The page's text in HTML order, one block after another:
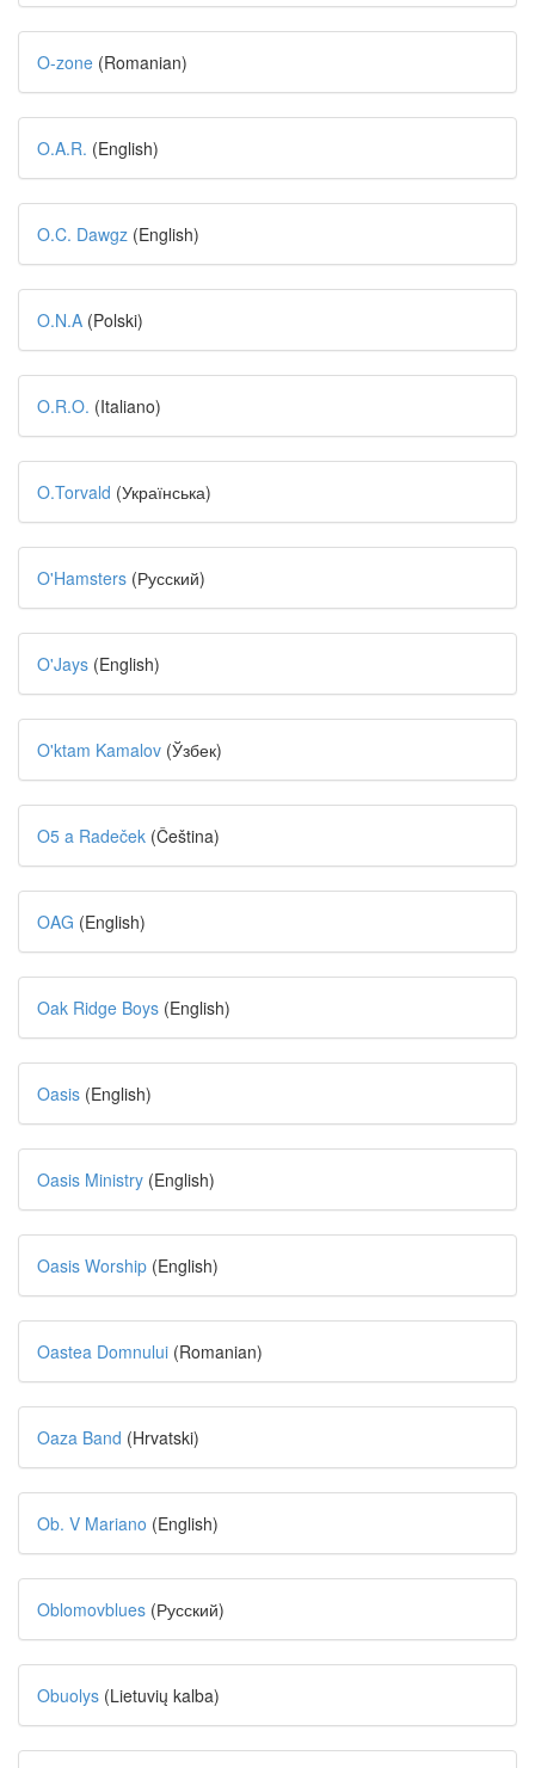
O-zone (Romanian)
O.A.R. (English)
O.C. Dawgz (English)
O.N.A (Polski)
O.R.O. (Italiano)
O.Torvald (Українська)
O'Hamsters (Русский)
O'Jays (English)
O'ktam Kamalov (Ўзбек)
O5 a Radeček (Čeština)
OAG (English)
Oak Ridge Boys (English)
Oasis (English)
Oasis Ministry (English)
Oasis Worship (English)
Oastea Domnului (Romanian)
Oaza Band (Hrvatski)
Ob. V Mariano (English)
Oblomovblues (Русский)
Obuolys (Lietuvių kalba)